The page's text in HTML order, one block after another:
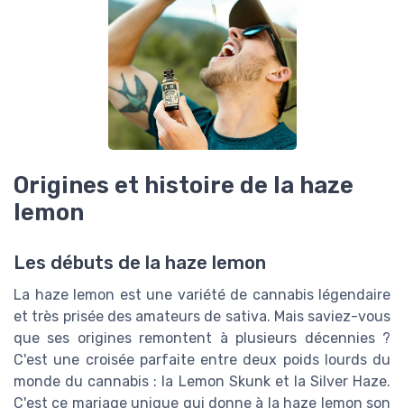
Origines et histoire de la haze
lemon
Les débuts de la haze lemon
La haze lemon est une variété de cannabis légendaire
et très prisée des amateurs de sativa. Mais saviez-vous
que ses origines remontent à plusieurs décennies ?
C'est une croisée parfaite entre deux poids lourds du
monde du cannabis : la Lemon Skunk et la Silver Haze.
C'est ce mariage unique qui donne à la haze lemon son